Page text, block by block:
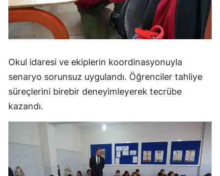
Okul idaresi ve ekiplerin koordinasyonuyla
senaryo sorunsuz uygulandı. Öğrenciler tahliye
süreçlerini birebir deneyimleyerek tecrübe
kazandı.